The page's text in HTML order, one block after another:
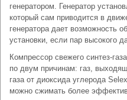
генератором. Генератор
который сам приводится в
генератора дает возможность
установки, если пар высокого
Компрессор свежего синтез-
по двум причинам: газ,
газа от диоксида углерода
можно сжимать более